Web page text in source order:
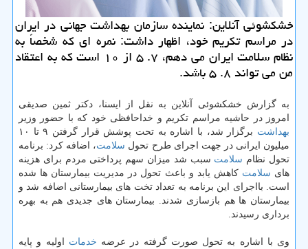
خشكشوئی آنلاین: نماینده سازمان بهداشت جهانی در ایران
در مراسم تكریم خود، اظهار داشت: نمره ای كه شخصاً به
نظام سلامت ایران می دهم، ۷. ۵ از ۱۰ است كه به اعتقاد
من می تواند ۸. ۵ باشد.
به گزارش خشكشوئی آنلاین به نقل از ایسنا، دكتر ثمین صدیقی
امروز در حاشیه مراسم تكریم و خداحافظی خود كه با حضور وزیر
بهداشت
برگزار شد، با اشاره به تحت پوشش قرار گرفتن ۹ تا ۱۰
میلیون ایرانی در جهت اجرای طرح تحول سلامت، اضافه كرد: برنامه
تحول نظام سلامت سبب شد میزان سهم پرداختی مردم برای هزینه
های سلامت كاهش یابد و باعث تحول در مدیریت بیمارستان ها شده
است. بااجرای این برنامه به تعداد تخت های بیمارستانی اضافه شد و
بیمارستان ها هم بازسازی شدند. بیمارستان های جدیدی هم به بهره
برداری رسیدند.
وی با اشاره به تحول صورت گرفته در عرضه خدمات اولیه و پایه